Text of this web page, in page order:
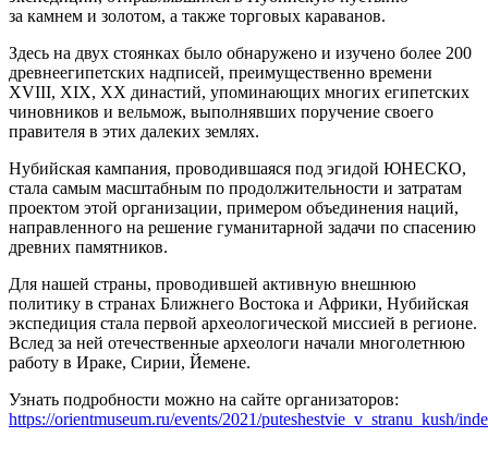
за камнем и золотом, а также торговых караванов.
Здесь на двух стоянках было обнаружено и изучено более 200
древнеегипетских надписей, преимущественно времени
XVIII, XIX, XX династий, упоминающих многих египетских
чиновников и вельмож, выполнявших поручение своего
правителя в этих далеких землях.
Нубийская кампания, проводившаяся под эгидой ЮНЕСКО,
стала самым масштабным по продолжительности и затратам
проектом этой организации, примером объединения наций,
направленного на решение гуманитарной задачи по спасению
древних памятников.
Для нашей страны, проводившей активную внешнюю
политику в странах Ближнего Востока и Африки, Нубийская
экспедиция стала первой археологической миссией в регионе.
Вслед за ней отечественные археологи начали многолетнюю
работу в Ираке, Сирии, Йемене.
Узнать подробности можно на сайте организаторов:
https://orientmuseum.ru/events/2021/puteshestvie_v_stranu_kush/